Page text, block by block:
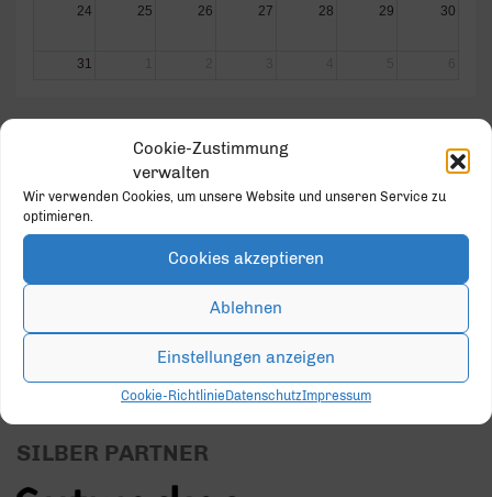
Cookie-Zustimmung
verwalten
Wir verwenden Cookies, um unsere Website und unseren Service zu
optimieren.
Cookies akzeptieren
Ablehnen
Einstellungen anzeigen
Cookie-RichtlinieDatenschutzImpressum
24 25 26 27 28 29 30
31
GOLD PARTNER
SILBER PARTNER